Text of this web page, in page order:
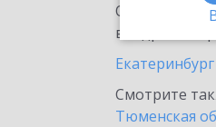
внедрение
Екатеринбург
Смотрите
Тюменская